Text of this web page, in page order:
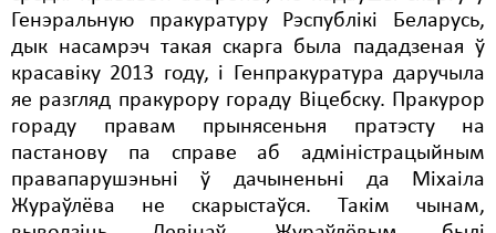
Генэральную пракуратуру Рэспублікі Беларусь,
дык насамрэч такая скарга была пададзеная ў
красавіку 2013 году, і Генпракуратура даручыла
яе разгляд пракурору гораду Віцебску. Пракурор
гораду правам прынясеньня пратэсту на
пастанову па справе аб адміністрацыйным
правапарушэньні ў дачыненьні да Міхаіла
Жураўлёва не скарыстаўся. Такім чынам,